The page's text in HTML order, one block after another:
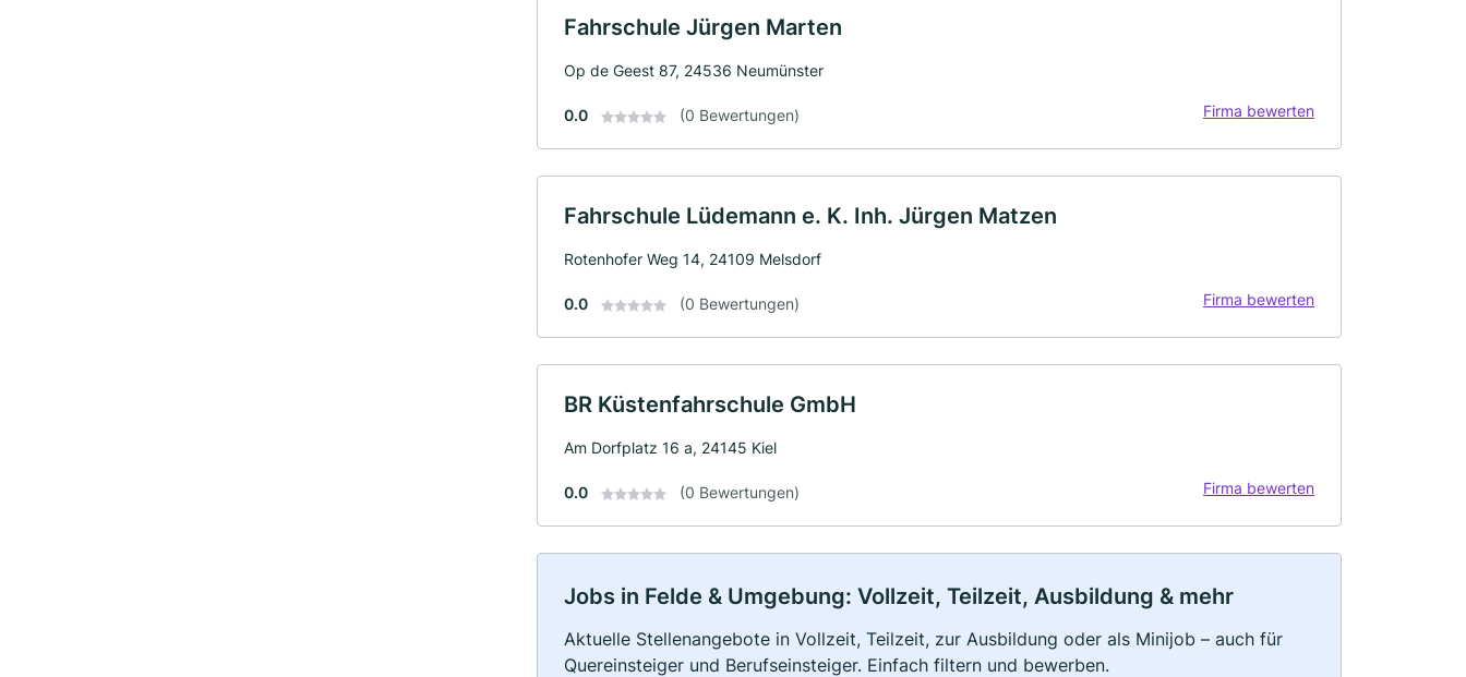
Fahrschule Jürgen Marten
Op de Geest 87, 24536 Neumünster
0.0 (0 Bewertungen) Firma bewerten
Fahrschule Lüdemann e. K. Inh. Jürgen Matzen
Rotenhofer Weg 14, 24109 Melsdorf
0.0 (0 Bewertungen) Firma bewerten
BR Küstenfahrschule GmbH
Am Dorfplatz 16 a, 24145 Kiel
0.0 (0 Bewertungen) Firma bewerten
Jobs in Felde & Umgebung: Vollzeit, Teilzeit, Ausbildung & mehr
Aktuelle Stellenangebote in Vollzeit, Teilzeit, zur Ausbildung oder als Minijob – auch für
Quereinsteiger und Berufseinsteiger. Einfach filtern und bewerben.